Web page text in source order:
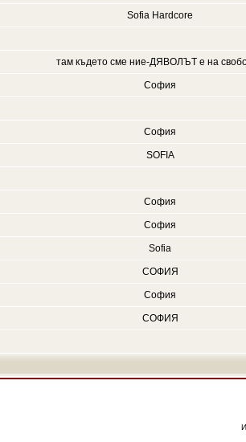
Sofia Hardcore
там където сме ние-ДЯВОЛЪТ е на
София
София
SOFIA
София
София
Sofia
СОФИЯ
София
СОФИЯ